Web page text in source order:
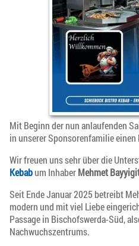
Mit Beginn der nun anlaufenden
in unserer Sponsorenfamilie einen
Wir freuen uns sehr über die
Kebabum InhaberMehmet
Seit Ende Januar 2025 betreibt
modern und mit viel Liebe
Passage in Bischofswerda-Süd,
Nachwuchszentrums.